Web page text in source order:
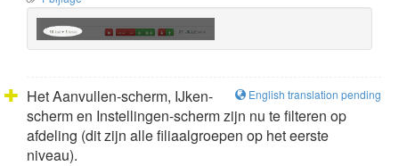
English translation pending
Het Aanvullen-scherm, IJken-
scherm en Instellingen-scherm zijn nu te filteren op
afdeling (dit zijn alle filiaalgroepen op het eerste
niveau).